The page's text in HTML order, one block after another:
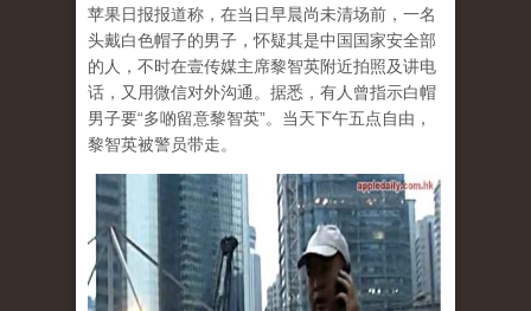
苹果日报报道称，在当日早晨尚未清场前，一名
头戴白色帽子的男子，怀疑其是中国国家安全部
的人，不时在壹传媒主席黎智英附近拍照及讲电
话，又用微信对外沟通。据悉，有人曾指示白帽
男子要“多啲留意黎智英”。当天下午五点自由，
黎智英被警员带走。